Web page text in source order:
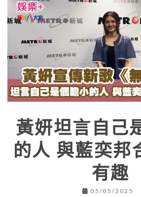
黃妍坦言自己
的人 與藍奕邦
有趣
05/05/2025